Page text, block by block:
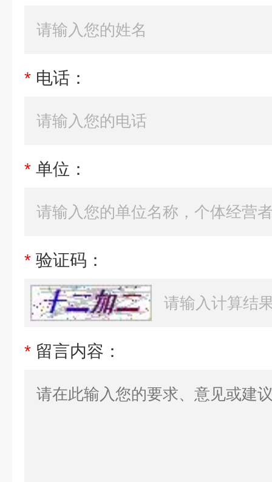
* 电话：
* 单位：
* 验证码：
* 留言内容：